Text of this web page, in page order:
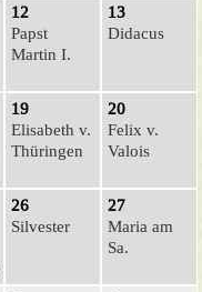
12
Papst
Martin I.
13
Didacus
19
Elisabeth v.
Thüringen
20
Felix v.
Valois
26
Silvester
27
Maria am
Sa.